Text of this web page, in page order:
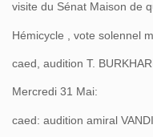
visite du Sénat Maison de
Hémicycle , vote solennel
caed, audition T.
Mercredi 31 Mai:
caed: audition amiral